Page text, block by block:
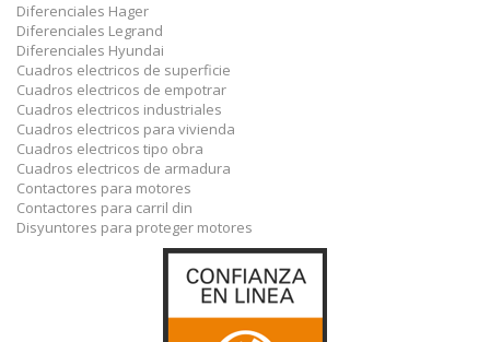
Diferenciales Hager
Diferenciales Legrand
Diferenciales Hyundai
Cuadros electricos de superficie
Cuadros electricos de empotrar
Cuadros electricos industriales
Cuadros electricos para vivienda
Cuadros electricos tipo obra
Cuadros electricos de armadura
Contactores para motores
Contactores para carril din
Disyuntores para proteger motores